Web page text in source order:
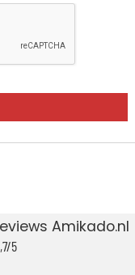
Amikado.nl
5